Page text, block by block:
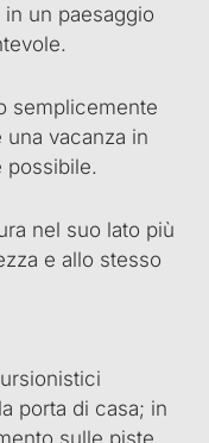
un paesaggio
semplicemente
una vacanza in
possibile.
nel suo lato più
e allo stesso
porta di casa; in
sulle piste